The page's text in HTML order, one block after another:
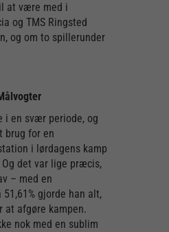
at være med i
og TMS Ringsted
og om to spillerunder
i en svær periode, og
brug for en
i lørdagens kamp
det var lige præcis,
– med en
gjorde han alt,
at afgøre kampen.
nok med en sublim